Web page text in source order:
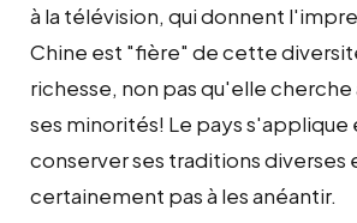
à la télévision, qui donnent
Chine est "fière" de cette
richesse, non pas qu'elle
ses minorités! Le pays s'applique
conserver ses traditions diverses
certainement pas à les anéantir.